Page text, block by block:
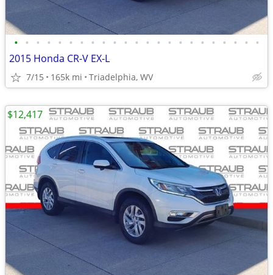
• • • • • • • • • • • • • • • • • • • • • • •
2015 Honda CR-V EX-L
7/15 165k mi Triadelphia, WV
$12,417